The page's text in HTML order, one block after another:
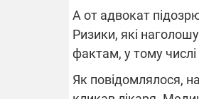
А от адвокат
Ризики, які
фактам, у тому
Як повідомлялося,